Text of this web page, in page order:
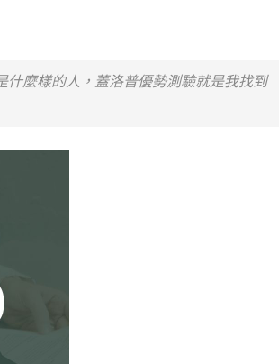
什麼樣的人，蓋洛普優勢測驗就是我找到